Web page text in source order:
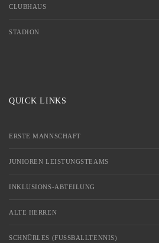
CLUBHAUS
STADION
QUICK LINKS
ERSTE MANNSCHAFT
JUNIOREN LEISTUNGSTEAMS
INKLUSIONS-ABTEILUNG
ALTE HERREN
SCHNÜRLES (FUSSBALLTENNIS)